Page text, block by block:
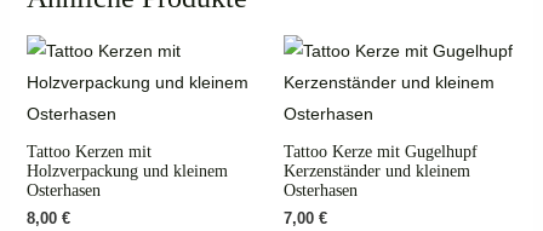
Tattoo Kerzen mit
Holzverpackung und kleinem
Osterhasen
8,00 €
Tattoo Kerze mit Gugelhupf
Kerzenständer und kleinem
Osterhasen
7,00 €